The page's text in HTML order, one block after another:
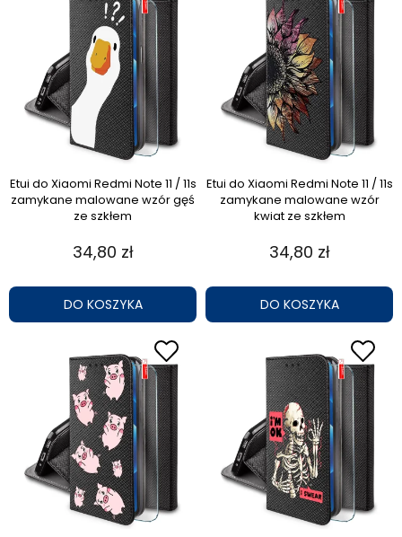
Etui do Xiaomi Redmi Note 11 / 11s
zamykane malowane wzór gęś
ze szkłem
34,80 zł
DO KOSZYKA
Etui do Xiaomi Redmi Note 11 / 11s
zamykane malowane wzór
kwiat ze szkłem
34,80 zł
DO KOSZYKA